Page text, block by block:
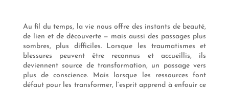
Au fil du temps, la vie nous offre des instants de beauté,
de lien et de découverte — mais aussi des passages plus
sombres, plus difficiles. Lorsque les traumatismes et
blessures peuvent être reconnus et accueillis, ils
deviennent source de transformation, un passage vers
plus de conscience. Mais lorsque les ressources font
défaut pour les transformer, l’esprit apprend à enfouir ce